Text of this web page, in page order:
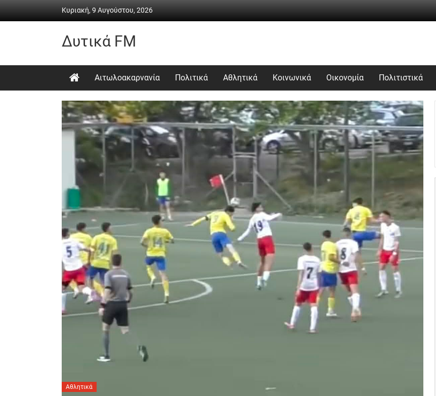
Κυριακή, 9 Αυγούστου, 2026
Δυτικά FM
Καθημερινή
&
ψυχαγωγία
Αιτωλοακαρνανία Πολιτικά Αθλητικά Κοινωνικά Οικονομία Πολιτιστικά
Αθλητικά